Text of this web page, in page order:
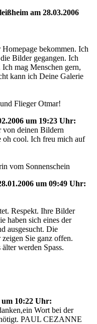
am 28.03.2006
bekommen. Ich
Bilder gegangen. Ich
mag Menschen gern,
kann ich Deine Galerie
Flieger Otmar!
um 19:23 Uhr:
von deinen Bildern
oh cool. Ich freu mich auf
vom Sonnenschein
um 09:49 Uhr:
Respekt. Ihre Bilder
haben sich eines der
ausgesucht. Die
Sie ganz offen.
werden Spass.
um 10:22 Uhr:
Wort bei der
PAUL CEZANNE